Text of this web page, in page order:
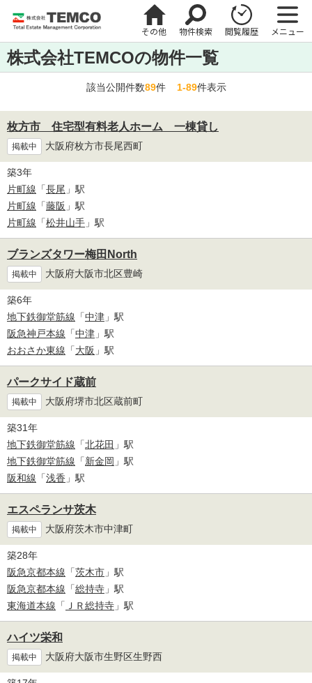
その他 物件検索 閲覧履歴 メニュー
株式会社TEMCOの物件一覧
該当公開件数89件1-89件表示
枚方市 住宅型有料老人ホーム 一棟貸し
掲載中 大阪府枚方市長尾西町
築3年
片町線 「長尾 」駅
片町線 「藤阪 」駅
片町線 「松井山手 」駅
ブランズタワー梅田North
掲載中 大阪府大阪市北区豊崎
築6年
地下鉄御堂筋線 「中津 」駅
阪急神戸本線 「中津 」駅
おおさか東線 「大阪 」駅
パークサイド蔵前
掲載中 大阪府堺市北区蔵前町
築31年
地下鉄御堂筋線 「北花田 」駅
地下鉄御堂筋線 「新金岡 」駅
阪和線 「浅香 」駅
エスペランサ茨木
掲載中 大阪府茨木市中津町
築28年
阪急京都本線 「茨木市 」駅
阪急京都本線 「総持寺 」駅
東海道本線 「 ＪＲ総持寺 」駅
ハイツ栄和
掲載中 大阪府大阪市生野区生野西